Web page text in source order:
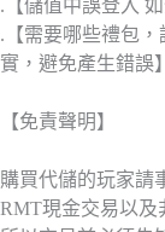
.【儲值中誤登入
.【需要哪些禮包
實，避免產生錯誤】
【免責聲明】
購買代儲的玩家請
RMT現金交易以及